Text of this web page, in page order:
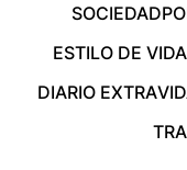
SOCIEDAD
ESTILO DE VIDA
DIARIO EXTRA